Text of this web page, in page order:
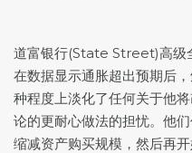
道富银行(State Street)高级
在数据显示通胀超出预期后
种程度上淡化了任何关于他
论的更耐心做法的担忧。他
缩减资产购买规模，然后再